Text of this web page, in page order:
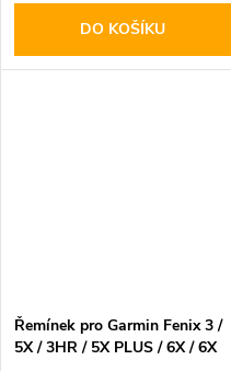
DO KOŠÍKU
Řemínek pro Garmin Fenix 3 /
5X / 3HR / 5X PLUS / 6X / 6X